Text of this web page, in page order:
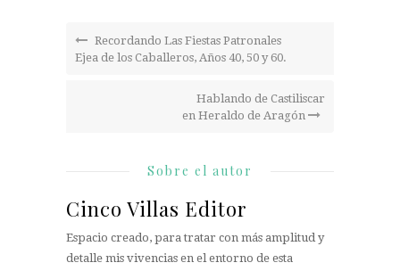
Recordando Las Fiestas Patronales
Ejea de los Caballeros, Años 40, 50 y 60.
Hablando de Castiliscar
en Heraldo de Aragón
Sobre el autor
Cinco Villas Editor
Espacio creado, para tratar con más amplitud y
detalle mis vivencias en el entorno de esta